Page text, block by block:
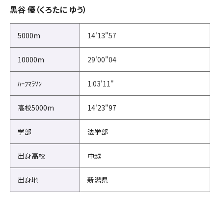
黒谷 優（くろたに ゆう）
5000m 14'13"57
10000m 29'00"04
ﾊｰﾌﾏﾗｿﾝ 1:03'11"
高校5000m 14'23"97
学部 法学部
出身高校 中越
出身地 新潟県